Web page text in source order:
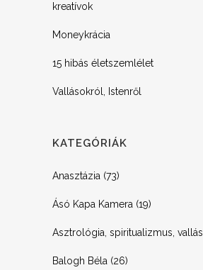
kreatívok
Moneykrácia
15 hibás életszemlélet
Vallásokról, Istenről
KATEGÓRIÁK
Anasztázia (73)
Ásó Kapa Kamera (19)
Asztrológia, spiritualizmus, vallás
Balogh Béla (26)